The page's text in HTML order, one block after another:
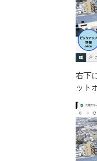
右下
ット